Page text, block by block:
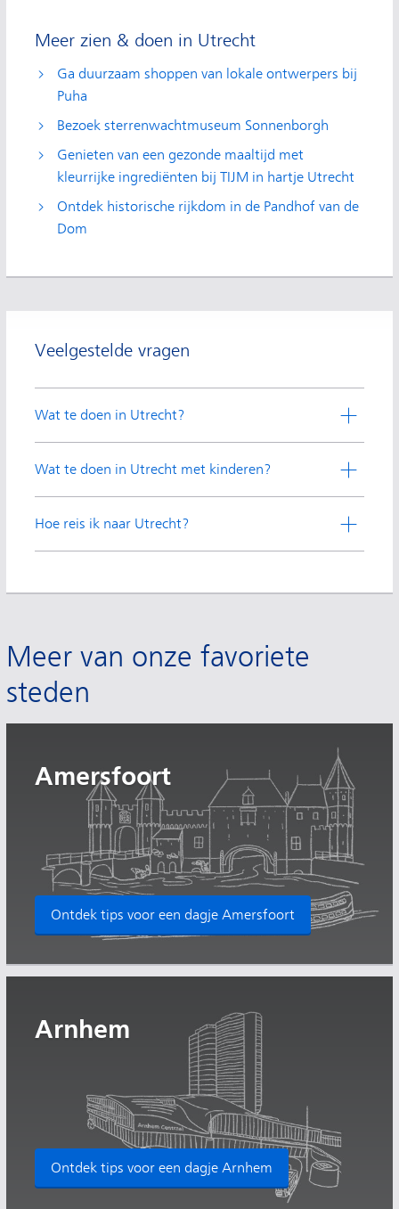
Meer zien & doen in Utrecht
Ga duurzaam shoppen van lokale ontwerpers bij
Puha
Bezoek sterrenwachtmuseum Sonnenborgh
Genieten van een gezonde maaltijd met
kleurrijke ingrediënten bij TIJM in hartje Utrecht
Ontdek historische rijkdom in de Pandhof van de
Dom
Veelgestelde vragen
Wat te doen in Utrecht?
Wat te doen in Utrecht met kinderen?
Hoe reis ik naar Utrecht?
Meer van onze favoriete
steden
Amersfoort
Ontdek tips voor een dagje Amersfoort
Arnhem
Ontdek tips voor een dagje Arnhem